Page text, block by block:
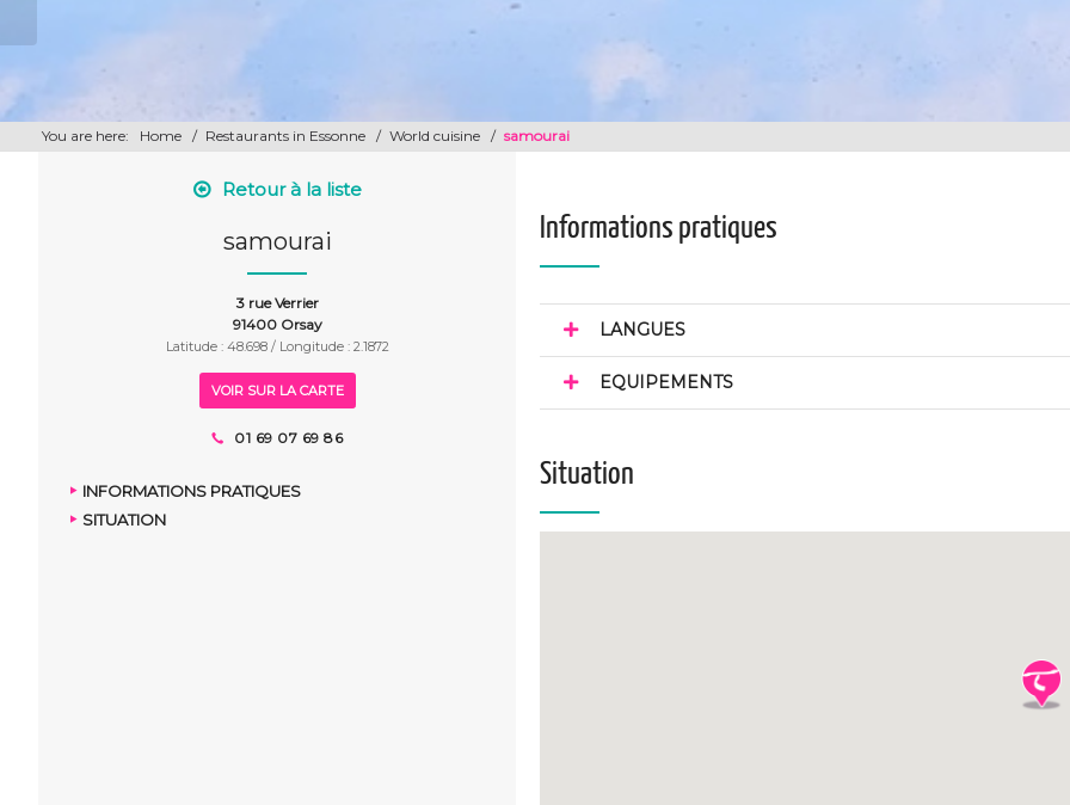
You are here: Home / Restaurants in Essonne / World cuisine / samourai
Retour à la liste
samourai
3 rue Verrier
91400 Orsay
Latitude : 48.698 / Longitude : 2.1872
VOIR SUR LA CARTE
01 69 07 69 86
INFORMATIONS PRATIQUES
SITUATION
Informations pratiques
LANGUES
EQUIPEMENTS
Situation